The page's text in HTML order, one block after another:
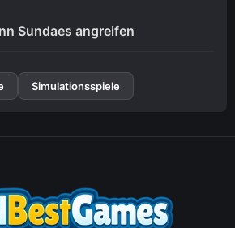
Sundaes angreifen
Simulationsspiele